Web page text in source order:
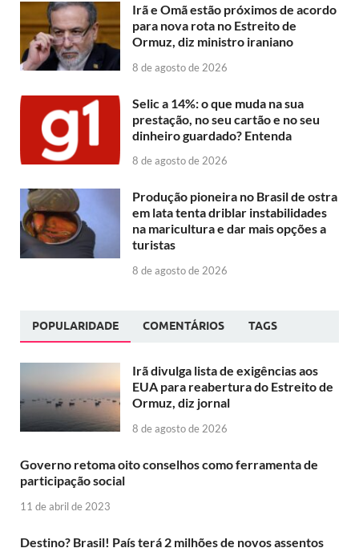
Irã e Omã estão próximos de acordo
para nova rota no Estreito de
Ormuz, diz ministro iraniano
8 de agosto de 2026
Selic a 14%: o que muda na sua
prestação, no seu cartão e no seu
dinheiro guardado? Entenda
8 de agosto de 2026
Produção pioneira no Brasil de ostra
em lata tenta driblar instabilidades
na maricultura e dar mais opções a
turistas
8 de agosto de 2026
POPULARIDADE COMENTÁRIOS TAGS
Irã divulga lista de exigências aos
EUA para reabertura do Estreito de
Ormuz, diz jornal
8 de agosto de 2026
Governo retoma oito conselhos como ferramenta de
participação social
11 de abril de 2023
Destino? Brasil! País terá 2 milhões de novos assentos